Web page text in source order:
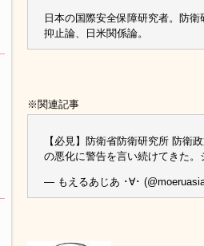
日本の国際安全保障研究者。防
抑止論、日米関係論。
※関連記事
【必見】防衛省防衛研究所 防衛
の悪化に警告を言い続けてきた
— もえるあじあ ･∀･